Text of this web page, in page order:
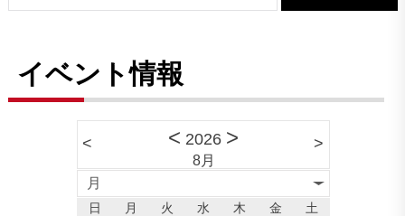
イベント情報
< < 2026 >
8月
>
月
日 月 火 水 木 金 土